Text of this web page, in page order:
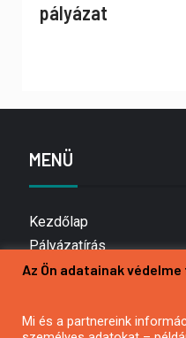
pályázat
MENÜ
Kezdőlap
Pályázatírás
Bemutatkozás
Hírlevél feliratkozás
Az Ön adatainak
Mi és a partnereink